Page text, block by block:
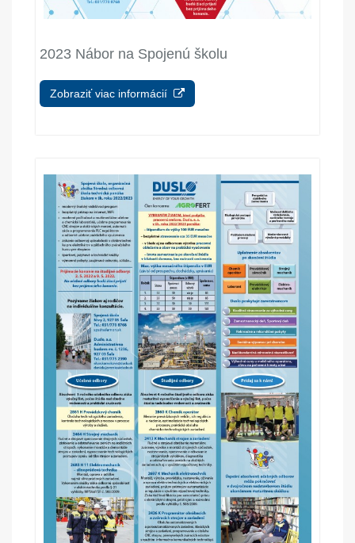
2023 Nábor na Spojenú školu
Zobraziť viac informácií